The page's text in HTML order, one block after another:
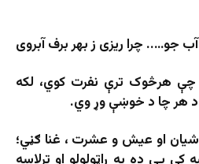
چرا ریزی ز بهر برف آبروی
چې هرڅوک ترې نفرت کوي، لکه
هر چا د خوښې وړ وي.
او عیش و عشرت ، غنا ګڼي؛
یې ده په راټولولو او ترلاسه